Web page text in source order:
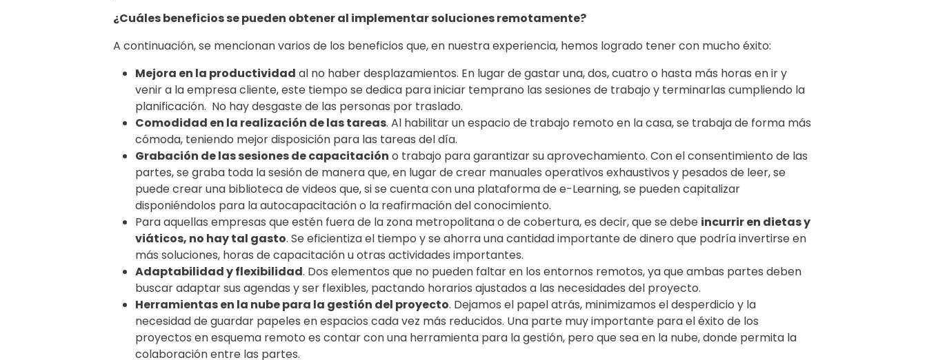
¿Cuáles beneficios se pueden obtener al implementar soluciones remotamente?
A continuación, se mencionan varios de los beneficios que, en nuestra experiencia, hemos logrado tener con mucho éxito:
Mejora en la productividad al no haber desplazamientos. En lugar de gastar una, dos, cuatro o hasta más horas en ir y
venir a la empresa cliente, este tiempo se dedica para iniciar temprano las sesiones de trabajo y terminarlas cumpliendo la
planificación. No hay desgaste de las personas por traslado.
Comodidad en la realización de las tareas. Al habilitar un espacio de trabajo remoto en la casa, se trabaja de forma más
cómoda, teniendo mejor disposición para las tareas del día.
Grabación de las sesiones de capacitación o trabajo para garantizar su aprovechamiento. Con el consentimiento de las
partes, se graba toda la sesión de manera que, en lugar de crear manuales operativos exhaustivos y pesados de leer, se
puede crear una biblioteca de videos que, si se cuenta con una plataforma de e-Learning, se pueden capitalizar
disponiéndolos para la autocapacitación o la reafirmación del conocimiento.
Para aquellas empresas que estén fuera de la zona metropolitana o de cobertura, es decir, que se debe incurrir en dietas y
viáticos, no hay tal gasto. Se eficientiza el tiempo y se ahorra una cantidad importante de dinero que podría invertirse en
más soluciones, horas de capacitación u otras actividades importantes.
Adaptabilidad y flexibilidad. Dos elementos que no pueden faltar en los entornos remotos, ya que ambas partes deben
buscar adaptar sus agendas y ser flexibles, pactando horarios ajustados a las necesidades del proyecto.
Herramientas en la nube para la gestión del proyecto. Dejamos el papel atrás, minimizamos el desperdicio y la
necesidad de guardar papeles en espacios cada vez más reducidos. Una parte muy importante para el éxito de los
proyectos en esquema remoto es contar con una herramienta para la gestión, pero que sea en la nube, donde permita la
colaboración entre las partes.